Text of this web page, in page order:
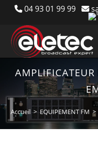
content
04 93 01 99 99
Accueil > EQUIPEMENT FM >